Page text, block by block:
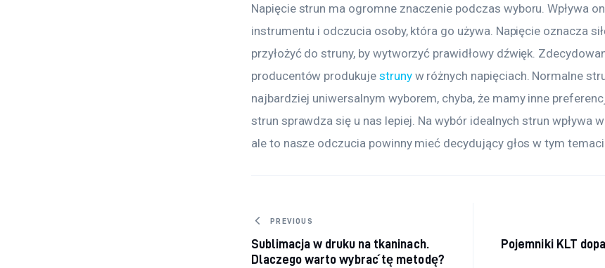
Napięcie strun ma ogromne znaczenie podczas wyboru. Wpływa
instrumentu i odczucia osoby, która go używa. Napięcie oznacza
przyłożyć do struny, by wytworzyć prawidłowy dźwięk.
producentów produkuje struny w różnych napięciach. Normalne
najbardziej uniwersalnym wyborem, chyba, że mamy inne
strun sprawdza się u nas lepiej. Na wybór idealnych strun wpływa
ale to nasze odczucia powinny mieć decydujący głos w tym
Nawigacja wpisu
PREVIOUS
Sublimacja w druku na tkaninach.
Dlaczego warto wybrać tę metodę?
Pojemniki KLT